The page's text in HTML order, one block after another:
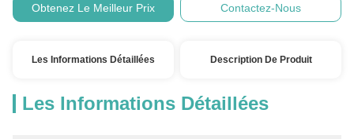
Obtenez Le Meilleur Prix
Contactez-Nous
Les Informations Détaillées Description De Produit
Les Informations Détaillées